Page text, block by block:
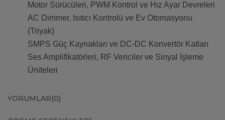
Motor Sürücüleri, PWM Kontrol ve Hız Ayar Devreleri
AC Dimmer, Isıtıcı Kontrolü ve Ev Otomasyonu
(Triyak)
SMPS Güç Kaynakları ve DC-DC Konvertör Katları
Ses Amplifikatörleri, RF Vericiler ve Sinyal İşleme
Üniteleri
YORUMLAR(0)